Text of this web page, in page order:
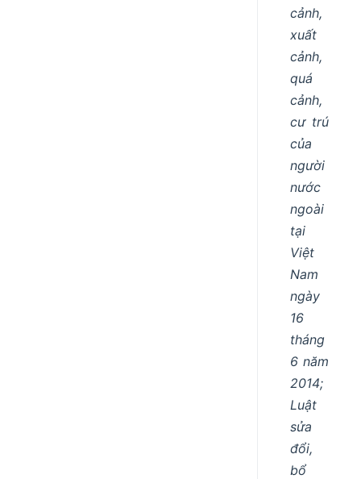
cảnh,
xuất
cảnh,
quá
cảnh,
cư trú
của
người
nước
ngoài
tại
Việt
Nam
ngày
16
tháng
6 năm
2014;
Luật
sửa
đổi,
bổ